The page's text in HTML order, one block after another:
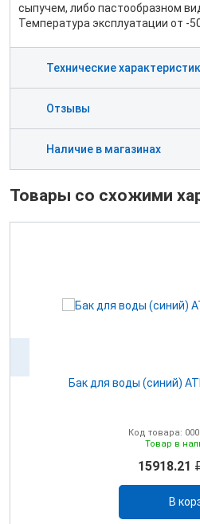
сыпучем, либо пастообразном
Температура эксплуатации от -
Технические
Отзывы
Наличие в магазинах
Товары со схожими
Код товара:
Товар в
15918.21
В